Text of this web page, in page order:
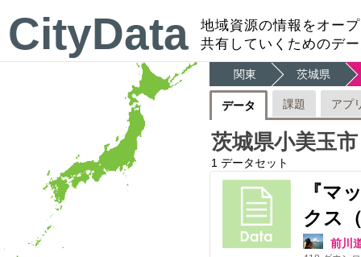
CityData
地域資源の情報をオー
共有していくためのデ
関東 茨城県
データ 課題 アプ
茨城県小美玉市
1 データセット
『マ
クス
前川